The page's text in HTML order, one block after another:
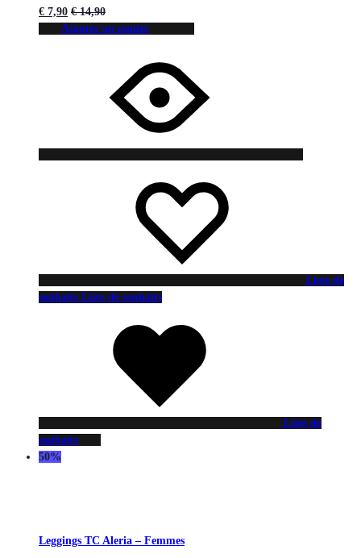
€ 7,90 €14,90
Ajouter au panier
Liste de
souhaits Liste de souhaits
Liste de
souhaits
50%
Leggings TC Aleria – Femmes